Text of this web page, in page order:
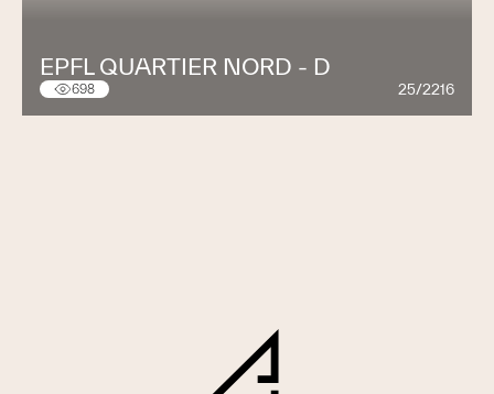
EPFL QUARTIER NORD - D
698 25/2216